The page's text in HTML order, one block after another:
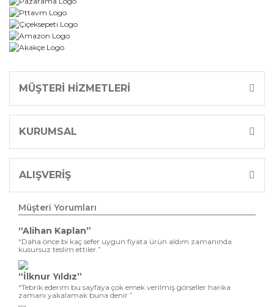
MÜŞTERİ HİZMETLERİ
KURUMSAL
ALIŞVERİŞ
Müşteri Yorumları
“Alihan Kaplan”
“Daha önce bi kaç sefer uygun fiyata ürün aldım zamanında
kusursuz teslim ettiler.”
“İlknur Yıldız”
“Tebrik ederim bu sayfaya çok emek verilmiş görseller harika
zamanı yakalamak buna denir ”